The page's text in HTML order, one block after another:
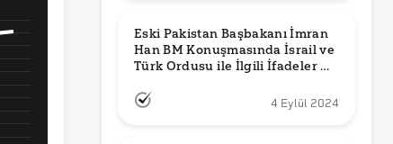
Eski Pakistan Başbakanı İmran
Han BM Konuşmasında İsrail ve
Türk Ordusu ile İlgili İfadeler mi
4 Eylül 2024